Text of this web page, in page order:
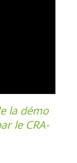
la démo
le CRA-